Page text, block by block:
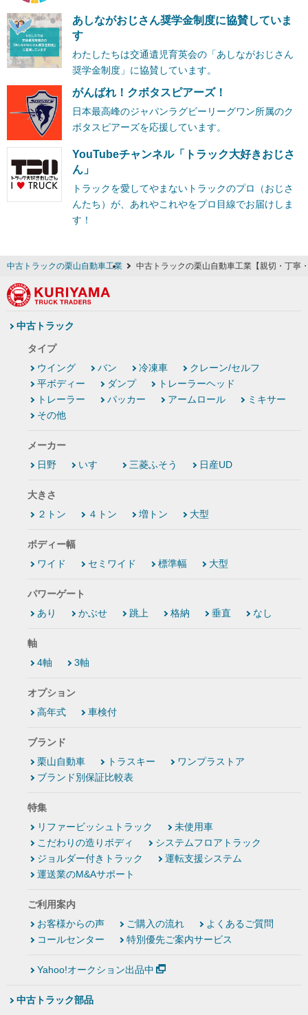
あしながおじさん奨学金制度に協賛していま
す
わたしたちは交通遺児育英会の「あしながおじさん
奨学金制度」に協賛しています。
がんばれ！クボタスピアーズ！
日本最高峰のジャパンラグビーリーグワン所属のク
ボタスピアーズを応援しています。
YouTubeチャンネル「トラック大好きおじさ
ん」
トラックを愛してやまないトラックのプロ（おじさ
んたち）が、あれやこれやをプロ目線でお届けしま
す！
中古トラックの栗山自動車工業 中古トラックの栗山自動車工業【親切・丁寧
中古トラック
タイプ
ウイング
バン 冷凍車
クレーン/セルフ
平ボディー
ダンプ
トレーラーヘッド
トレーラー
パッカー アームロール
ミキサー
その他
メーカー
日野
いすゞ 三菱ふそう 日産UD
大きさ
２トン
４トン 増トン 大型
ボディー幅
ワイド
セミワイド 標準幅 大型
パワーゲート
あり
かぶせ 跳上 格納 垂直 なし
軸
4軸
3軸
オプション
高年式
車検付
ブランド
栗山自動車
トラスキー
ワンプラストア
ブランド別保証比較表
特集
リファービッシュトラック
未使用車
こだわりの造りボディ
システムフロアトラック
ジョルダー付きトラック
運転支援システム
運送業のM&Aサポート
ご利用案内
お客様からの声
ご購入の流れ
よくあるご質問
コールセンター
特別優先ご案内サービス
Yahoo!オークション出品中
中古トラック部品